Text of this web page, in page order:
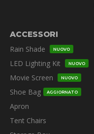
ACCESSORI
Rain Shade
NUOVO
LED Lighting Kit NUOVO
Movie Screen NUOVO
Shoe Bag AGGIORNATO
Apron
Tent Chairs